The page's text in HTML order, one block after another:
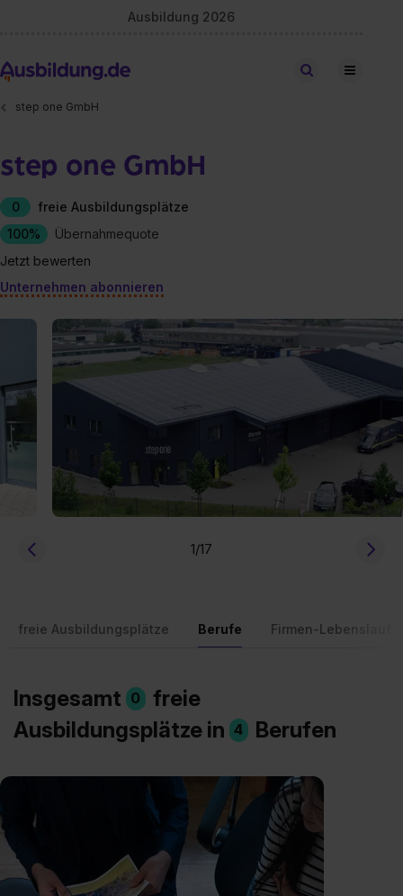
Ausbildung 2026
Stellen finden
step one GmbH
step one GmbH
0
freie Ausbildungsplätze
100%
Übernahmequote
Jetzt bewerten
Unternehmen abonnieren
1/17
freie Ausbildungsplätze Berufe Firmen-Lebenslauf
Insgesamt 0
freie
Ausbildungsplätze in 4 Berufen